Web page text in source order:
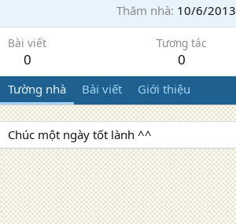
Thăm nhà 10/6/2013
Bài viết
0
Tương tác
0
Tường nhà Bài viết Giới thiệu
Chúc một ngày tốt lành ^^